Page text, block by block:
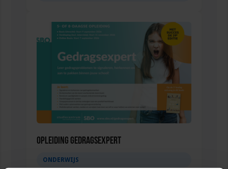
Opleiding Gedragsexpert
ONDERWIJS